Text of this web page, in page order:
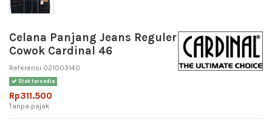
Celana Panjang Jeans Reguler
Cowok Cardinal 46
Referensi 021003140
Stok tersedia
Rp311.500
Tanpa pajak